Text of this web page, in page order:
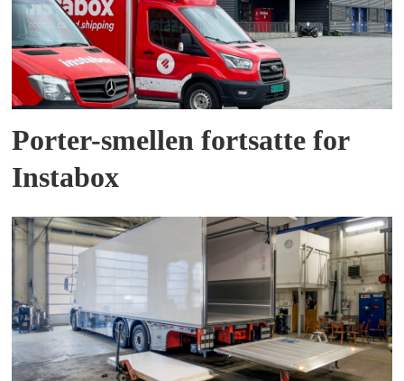
Porter-smellen fortsatte for
Instabox